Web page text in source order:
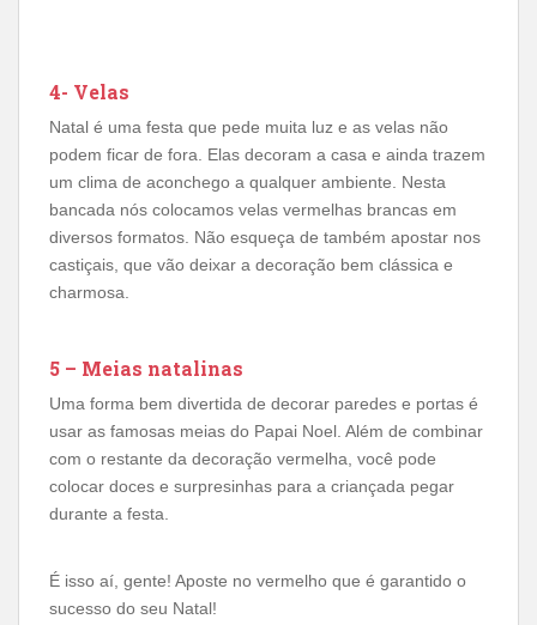
4- Velas
Natal é uma festa que pede muita luz e as velas não
podem ficar de fora. Elas decoram a casa e ainda trazem
um clima de aconchego a qualquer ambiente. Nesta
bancada nós colocamos velas vermelhas brancas em
diversos formatos. Não esqueça de também apostar nos
castiçais, que vão deixar a decoração bem clássica e
charmosa.
5 – Meias natalinas
Uma forma bem divertida de decorar paredes e portas é
usar as famosas meias do Papai Noel. Além de combinar
com o restante da decoração vermelha, você pode
colocar doces e surpresinhas para a criançada pegar
durante a festa.
É isso aí, gente! Aposte no vermelho que é garantido o
sucesso do seu Natal!